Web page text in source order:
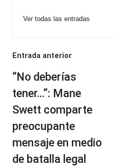
Ver todas las entradas
Navegación
de
entradas
Entrada anterior
“No deberías
tener…”: Mane
Swett comparte
preocupante
mensaje en medio
de batalla legal